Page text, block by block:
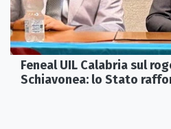
Feneal UIL Calabria sul
Schiavonea: lo Stato